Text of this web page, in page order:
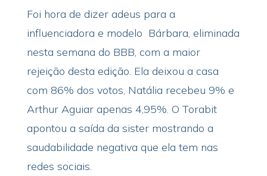
Foi hora de dizer adeus para a
influenciadora e modelo Bárbara, eliminada
nesta semana do BBB, com a maior
rejeição desta edição. Ela deixou a casa
com 86% dos votos, Natália recebeu 9% e
Arthur Aguiar apenas 4,95%. O Torabit
apontou a saída da sister mostrando a
saudabilidade negativa que ela tem nas
redes sociais.